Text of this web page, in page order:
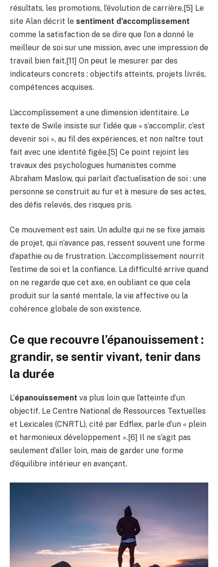
résultats, les promotions, l’évolution de carrière.[5] Le
site Alan décrit le sentiment d’accomplissement
comme la satisfaction de se dire que l’on a donné le
meilleur de soi sur une mission, avec une impression de
travail bien fait.[11] On peut le mesurer par des
indicateurs concrets : objectifs atteints, projets livrés,
compétences acquises.
L’accomplissement a une dimension identitaire. Le
texte de Swile insiste sur l’idée que « s’accomplir, c’est
devenir soi », au fil des expériences, et non naître tout
fait avec une identité figée.[5] Ce point rejoint les
travaux des psychologues humanistes comme
Abraham Maslow, qui parlait d’actualisation de soi : une
personne se construit au fur et à mesure de ses actes,
des défis relevés, des risques pris.
Ce mouvement est sain. Un adulte qui ne se fixe jamais
de projet, qui n’avance pas, ressent souvent une forme
d’apathie ou de frustration. L’accomplissement nourrit
l’estime de soi et la confiance. La difficulté arrive quand
on ne regarde que cet axe, en oubliant ce que cela
produit sur la santé mentale, la vie affective ou la
cohérence globale de son existence.
Ce que recouvre l’épanouissement :
grandir, se sentir vivant, tenir dans
la durée
L’épanouissement va plus loin que l’atteinte d’un
objectif. Le Centre National de Ressources Textuelles
et Lexicales (CNRTL), cité par Edflex, parle d’un « plein
et harmonieux développement ».[6] Il ne s’agit pas
seulement d’aller loin, mais de garder une forme
d’équilibre intérieur en avançant.